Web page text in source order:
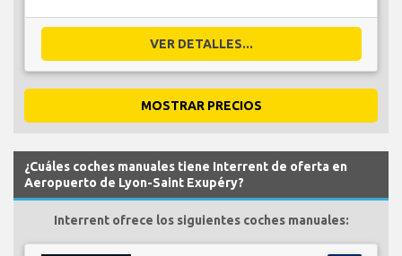
VER DETALLES...
MOSTRAR PRECIOS
¿Cuáles coches manuales tiene Interrent de oferta en
Aeropuerto de Lyon-Saint Exupéry?
Interrent ofrece los siguientes coches manuales:
MINI